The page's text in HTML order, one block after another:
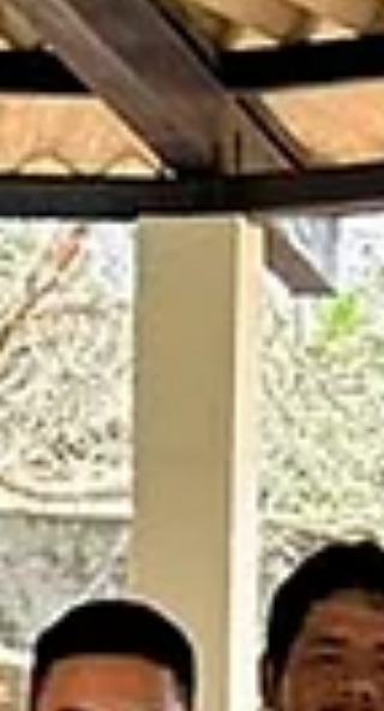
Lucilândia de Souza Pereira, abbiamo emesso le
promesse per entrare a far parte dell'Associazione
dei Cooperatori Paolini. La celebrazione della
vigilia si è svolta presso la Cappella Maria do
Pastor, situata nella casa delle Suore del Buon
Pastore (Pastorinhas) a Jardim D’Abril, San